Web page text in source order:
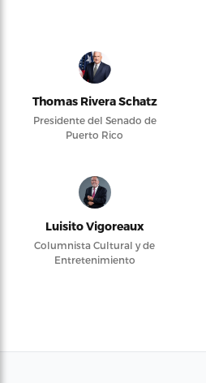
Thomas Rivera Schatz
Presidente del Senado de
Puerto Rico
Luisito Vigoreaux
Columnista Cultural y de
Entretenimiento